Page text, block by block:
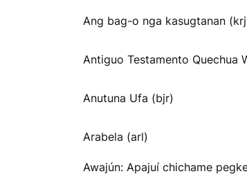
Ang bag-o nga kasugtanan
Antiguo Testamento Quechua
Anutuna Ufa (bjr)
Arabela (arl)
Awajún: Apajuí chichame